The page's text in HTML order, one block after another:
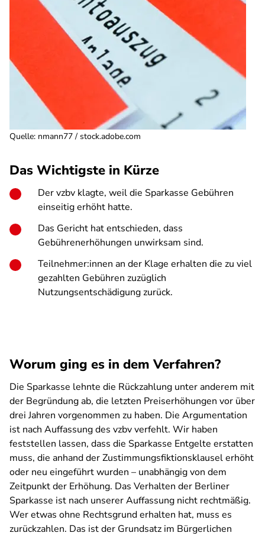
Quelle: nmann77 / stock.adobe.com
Das Wichtigste in Kürze
Der vzbv klagte, weil die Sparkasse Gebühren
einseitig erhöht hatte.
Das Gericht hat entschieden, dass
Gebührenerhöhungen unwirksam sind.
Teilnehmer:innen an der Klage erhalten die zu viel
gezahlten Gebühren zuzüglich
Nutzungsentschädigung zurück.
Worum ging es in dem Verfahren?
Die Sparkasse lehnte die Rückzahlung unter anderem mit
der Begründung ab, die letzten Preiserhöhungen vor über
drei Jahren vorgenommen zu haben. Die Argumentation
ist nach Auffassung des vzbv verfehlt. Wir haben
feststellen lassen, dass die Sparkasse Entgelte erstatten
muss, die anhand der Zustimmungsfiktionsklausel erhöht
oder neu eingeführt wurden – unabhängig von dem
Zeitpunkt der Erhöhung. Das Verhalten der Berliner
Sparkasse ist nach unserer Auffassung nicht rechtmäßig.
Wer etwas ohne Rechtsgrund erhalten hat, muss es
zurückzahlen. Das ist der Grundsatz im Bürgerlichen